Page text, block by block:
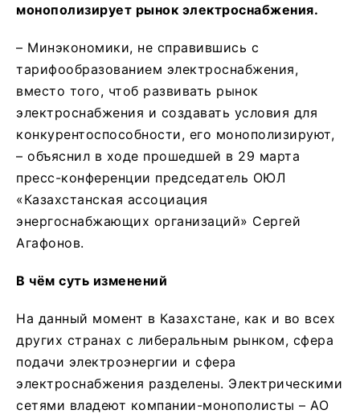
монополизирует рынок электроснабжения.
– Минэкономики, не справившись с
тарифообразованием электроснабжения,
вместо того, чтоб развивать рынок
электроснабжения и создавать условия для
конкурентоспособности, его монополизируют,
– объяснил в ходе прошедшей в 29 марта
пресс-конференции председатель ОЮЛ
«Казахстанская ассоциация
энергоснабжающих организаций» Сергей
Агафонов.
В чём суть изменений
На данный момент в Казахстане, как и во всех
других странах с либеральным рынком, сфера
подачи электроэнергии и сфера
электроснабжения разделены. Электрическими
сетями владеют компании-монополисты – АО